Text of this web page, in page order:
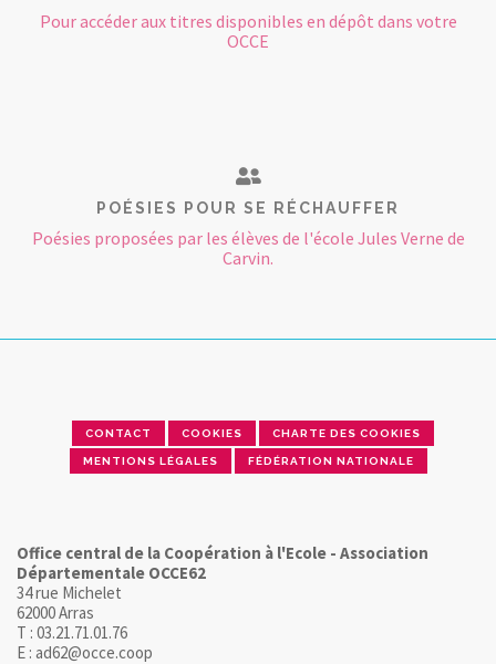
Pour accéder aux titres disponibles en dépôt dans votre
OCCE
POÉSIES POUR SE RÉCHAUFFER
Poésies proposées par les élèves de l'école Jules Verne de
Carvin.
CONTACT COOKIES CHARTE DES COOKIES
MENTIONS LÉGALES FÉDÉRATION NATIONALE
Office central de la Coopération à l'Ecole - Association
Départementale OCCE62
34 rue Michelet
62000 Arras
T : 03.21.71.01.76
E : ad62@occe.coop